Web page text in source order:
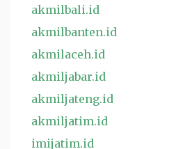
akmilbali.id
akmilbanten.id
akmilaceh.id
akmiljabar.id
akmiljateng.id
akmiljatim.id
imijatim.id